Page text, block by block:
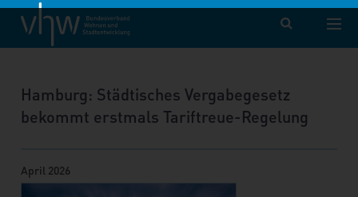
vhw – Bundesverband für Wohnen und Stadtentwicklung e. V.
Aktuelle Nachrichtenübersicht
Hamburg: Städtisches Vergabegesetz
bekommt erstmals Tariftreue-Regelung
April 2026